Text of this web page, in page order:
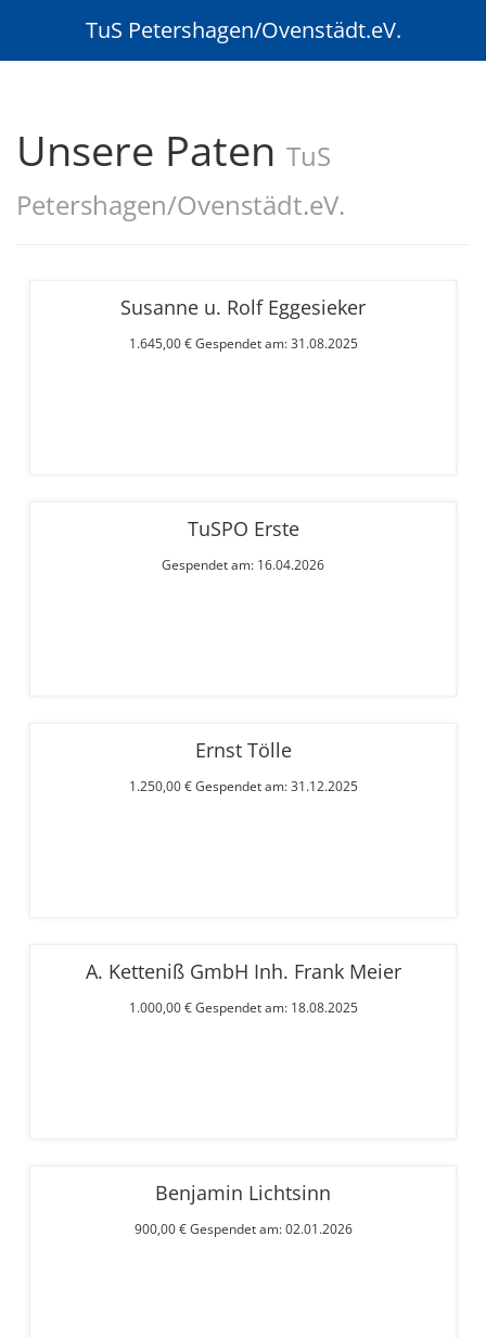
TuS Petershagen/Ovenstädt.eV.
Unsere Paten TuS
Petershagen/Ovenstädt.eV.
Susanne u. Rolf Eggesieker
1.645,00 € Gespendet am: 31.08.2025
TuSPO Erste
Gespendet am: 16.04.2026
Ernst Tölle
1.250,00 € Gespendet am: 31.12.2025
A. Ketteniß GmbH Inh. Frank Meier
1.000,00 € Gespendet am: 18.08.2025
Benjamin Lichtsinn
900,00 € Gespendet am: 02.01.2026